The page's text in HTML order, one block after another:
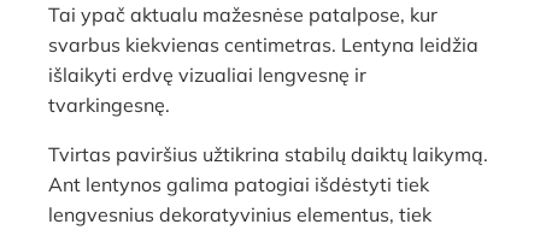
Tai ypač aktualu mažesnėse patalpose, kur
svarbus kiekvienas centimetras. Lentyna leidžia
išlaikyti erdvę vizualiai lengvesnę ir
tvarkingesnę.
Tvirtas paviršius užtikrina stabilų daiktų laikymą.
Ant lentynos galima patogiai išdėstyti tiek
lengvesnius dekoratyvinius elementus, tiek